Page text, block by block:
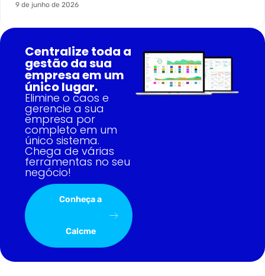
9 de junho de 2026
Centralize toda a
gestão da sua
empresa em um
único lugar.
Elimine o caos e
gerencie a sua
empresa por
completo em um
único sistema.
Chega de várias
ferramentas no seu
negócio!
Conheça a
Calcme